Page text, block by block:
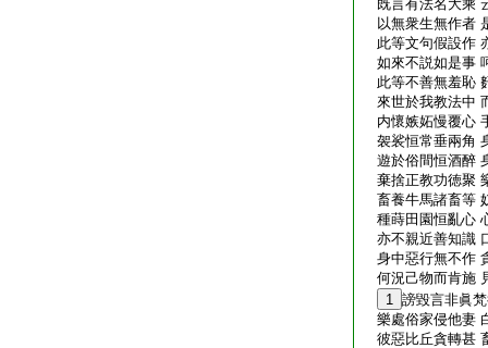
既言有法名大乘
以無衆生無作者
此等文句假設作
如來不説如是事
此等不善無羞恥
來世於我教法中
内懷嫉妬慢覆心
袈裟恒常垂兩角
遊於俗間恒酒醉
棄捨正教功徳聚
畜養牛馬諸畜等
種蒔田園恒亂心
亦不親近善知識
身中惡行無不作
何況己物而肯施
1 謗毀言非眞
樂處俗家侵他妻
彼惡比丘貪轉甚